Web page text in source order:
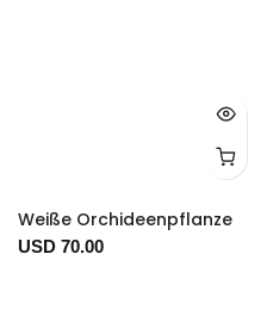
Weiße Orchideenpflanze
USD 70.00